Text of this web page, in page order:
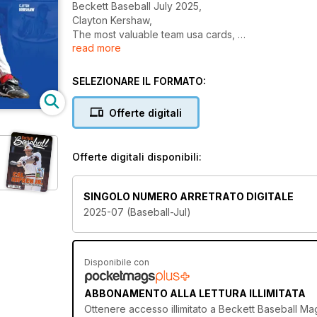
Beckett Baseball July 2025,
Clayton Kershaw,
The most valuable team usa cards,
And more...
read more
SELEZIONARE IL FORMATO:
Offerte digitali
Offerte digitali disponibili:
SINGOLO NUMERO ARRETRATO DIGITALE
2025-07 (Baseball-Jul)
Disponibile con
ABBONAMENTO ALLA LETTURA ILLIMITATA
Ottenere accesso illimitato a Beckett Baseball